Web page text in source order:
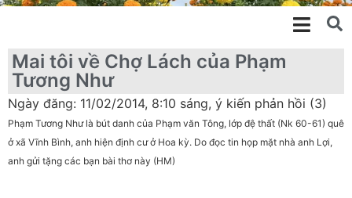
Mai tôi về Chợ Lách của Phạm
Tương Như
Ngày đăng: 11/02/2014, 8:10 sáng, ý kiến phản hồi (3)
Phạm Tương Như là bút danh của Phạm văn Tông, lớp đệ thất (Nk 60-61) quê
ở xã Vĩnh Bình, anh hiện định cư ở Hoa kỳ. Do đọc tin họp mặt nhà anh Lợi,
anh gửi tặng các bạn bài thơ này (HM)